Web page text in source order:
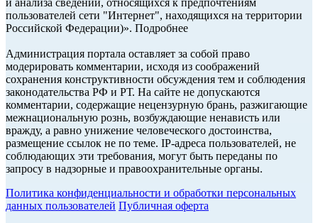
и анализа сведений, относящихся к предпочтениям
пользователей сети "Интернет", находящихся на территории
Российской Федерации)». Подробнее
Администрация портала оставляет за собой право
модерировать комментарии, исходя из соображений
сохранения конструктивности обсуждения тем и соблюдения
законодательства РФ и РТ. На сайте не допускаются
комментарии, содержащие нецензурную брань, разжигающие
межнациональную рознь, возбуждающие ненависть или
вражду, а равно унижение человеческого достоинства,
размещение ссылок не по теме. IP-адреса пользователей, не
соблюдающих эти требования, могут быть переданы по
запросу в надзорные и правоохранительные органы.
Политика конфиденциальности и обработки персональных
данных пользователей Публичная оферта